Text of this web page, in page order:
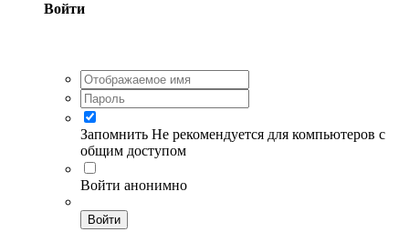
Войти
Запомнить Не рекомендуется для компьютеров с
общим доступом
Войти анонимно
Войти